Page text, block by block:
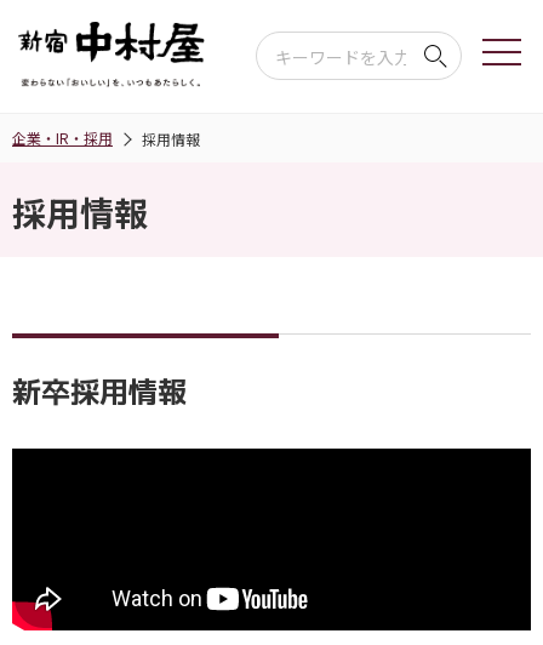
企業・IR・採用 採用情報
採用情報
新卒採用情報